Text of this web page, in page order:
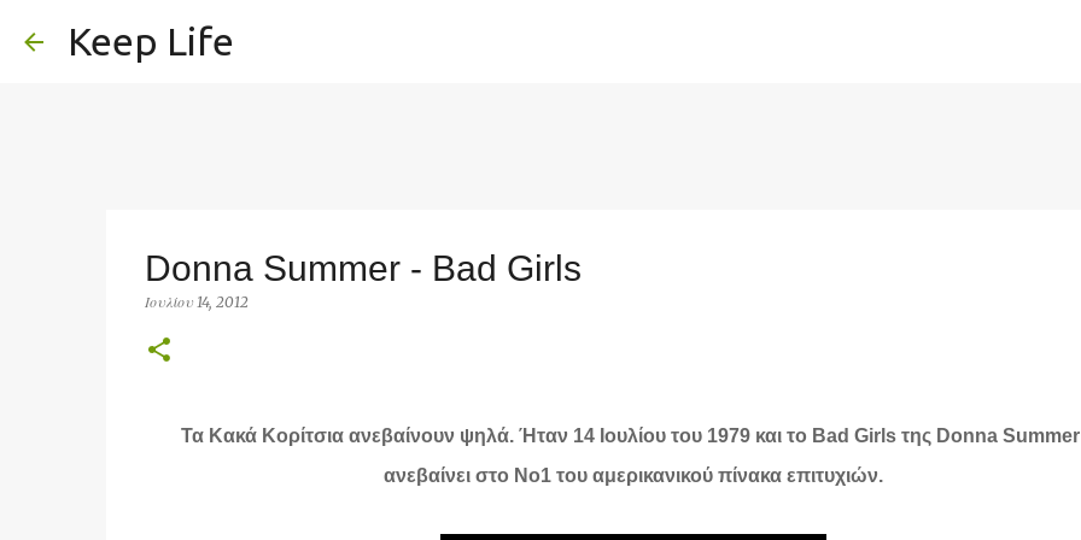
Keep Life
Donna Summer - Bad Girls
Ιουλίου 14, 2012
Τα Κακά Κορίτσια ανεβαίνουν ψηλά. Ήταν 14 Ιουλίου του 1979 και το Bad Girls της Donna
ανεβαίνει στο Νο1 του αμερικανικού πίνακα επιτυχιών.